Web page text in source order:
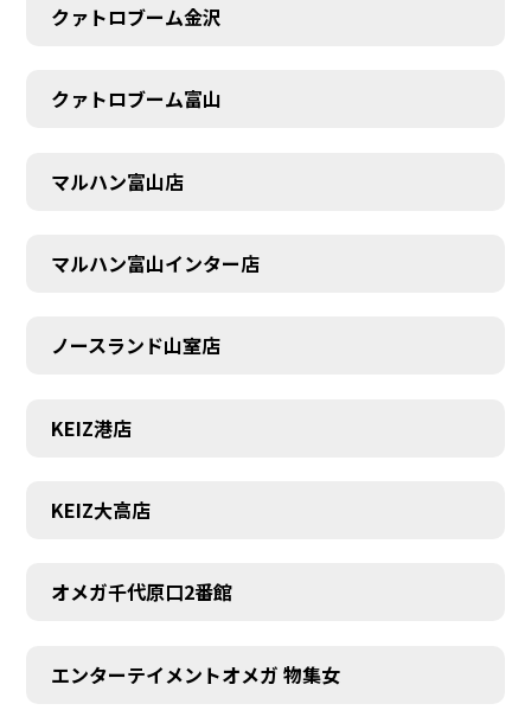
クァトロブーム金沢
クァトロブーム富山
マルハン富山店
マルハン富山インター店
ノースランド山室店
KEIZ港店
KEIZ大高店
オメガ千代原口2番館
エンターテイメントオメガ 物集女